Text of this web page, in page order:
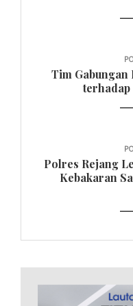
Tim Gabungan
terhadap
Polres Rejang
Kebakaran